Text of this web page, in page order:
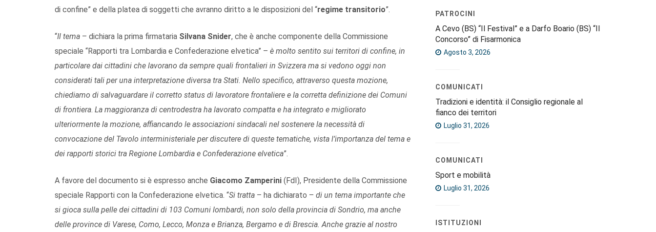
di confine” e della platea di soggetti che avranno diritto a le disposizioni del “regime transitorio”.
“Il tema – dichiara la prima firmataria Silvana Snider, che è anche componente della Commissione
speciale “Rapporti tra Lombardia e Confederazione elvetica” – è molto sentito sui territori di confine, in
particolare dai cittadini che lavorano da sempre quali frontalieri in Svizzera ma si vedono oggi non
considerati tali per una interpretazione diversa tra Stati. Nello specifico, attraverso questa mozione,
chiediamo di salvaguardare il corretto status di lavoratore frontaliere e la corretta definizione dei Comuni
di frontiera. La maggioranza di centrodestra ha lavorato compatta e ha integrato e migliorato
ulteriormente la mozione, affiancando le associazioni sindacali nel sostenere la necessità di
convocazione del Tavolo interministeriale per discutere di queste tematiche, vista l’importanza del tema e
dei rapporti storici tra Regione Lombardia e Confederazione elvetica”.
A favore del documento si è espresso anche Giacomo Zamperini (FdI), Presidente della Commissione
speciale Rapporti con la Confederazione elvetica. “Si tratta – ha dichiarato – di un tema importante che
si gioca sulla pelle dei cittadini di 103 Comuni lombardi, non solo della provincia di Sondrio, ma anche
delle province di Varese, Como, Lecco, Monza e Brianza, Bergamo e di Brescia. Anche grazie al nostro
PATROCINI
A Cevo (BS) “Il Festival” e a Darfo Boario (BS) “Il
Concorso” di Fisarmonica
Agosto 3, 2026
COMUNICATI
Tradizioni e identità: il Consiglio regionale al
fianco dei territori
Luglio 31, 2026
COMUNICATI
Sport e mobilità
Luglio 31, 2026
ISTITUZIONI